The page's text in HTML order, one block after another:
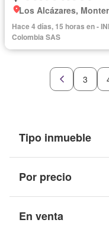
Los Alcázares,
Hace 4 días, 15 horas en -
Colombia SAS
3
Tipo inmueble
Por precio
En venta